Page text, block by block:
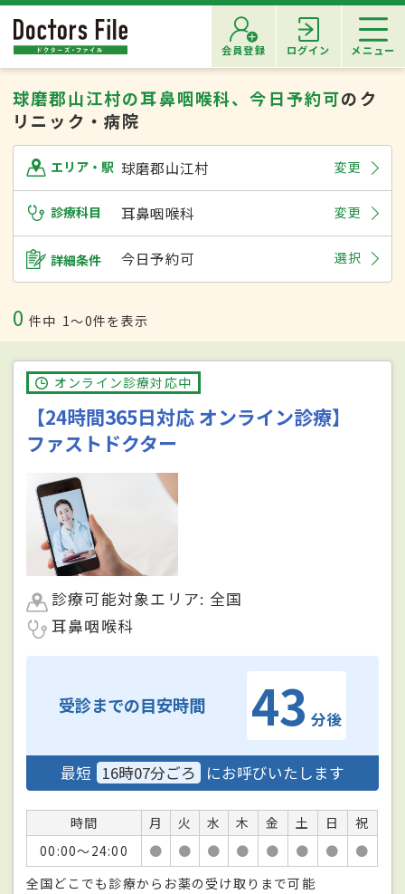
会員登録 ログイン メニュー
球磨郡山江村の耳鼻咽喉科、今日予約可のク
リニック・病院
エリア・駅 球磨郡山江村 変更
診療科目 耳鼻咽喉科 変更
詳細条件 今日予約可 選択
0 件中 1〜0件を表示
オンライン診療対応中
【24時間365日対応 オンライン診療】
ファストドクター
診療可能対象エリア: 全国
耳鼻咽喉科
受診までの目安時間 43 分後
最短 16時07分ごろ にお呼びいたします
時間 月 火 水 木 金 土 日
祝
00:00〜24:00
● ● ● ● ● ● ●
●
全国どこでも診療からお薬の受け取りまで可能